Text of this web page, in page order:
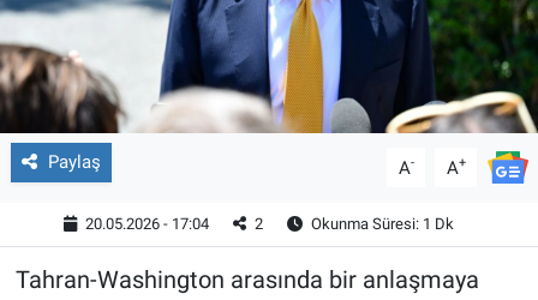
Paylaş A- A+
20.05.2026 - 17:04 2 Okunma Süresi: 1 Dk
Tahran-Washington arasında bir anlaşmaya